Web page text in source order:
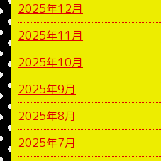
2025年12月
2025年11月
2025年10月
2025年9月
2025年8月
2025年7月